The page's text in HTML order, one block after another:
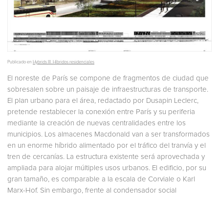
Publicado en Hybrids III. Híbridos residenciales
El noreste de París se compone de fragmentos de ciudad que
sobresalen sobre un paisaje de infraestructuras de transporte.
El plan urbano para el área, redactado por Dusapin Leclerc,
pretende restablecer la conexión entre París y su periferia
mediante la creación de nuevas centralidades entre los
municipios. Los almacenes Macdonald van a ser transformados
en un enorme híbrido alimentado por el tráfico del tranvía y el
tren de cercanías. La estructura existente será aprovechada y
ampliada para alojar múltiples usos urbanos. El edificio, por su
gran tamaño, es comparable a la escala de Corviale o Karl
Marx-Hof. Sin embargo, frente al condensador social